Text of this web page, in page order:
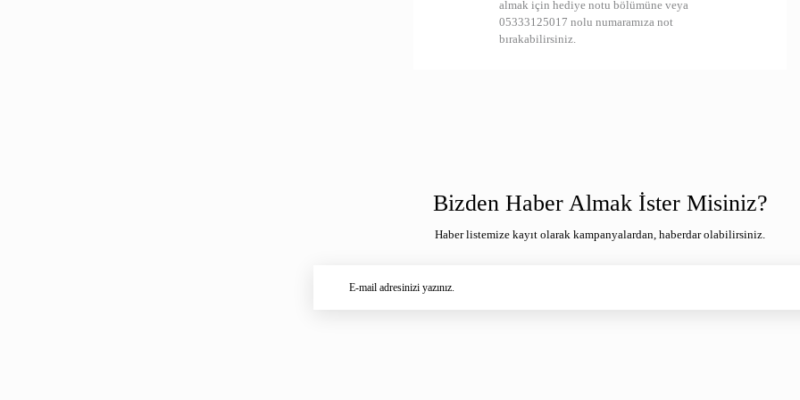
almak için hediye notu bölümüne veya
05333125017 nolu numaramıza not
bırakabilirsiniz.
Bizden Haber Almak İster Misiniz?
Haber listemize kayıt olarak kampanyalardan, haberdar olabilirsiniz.